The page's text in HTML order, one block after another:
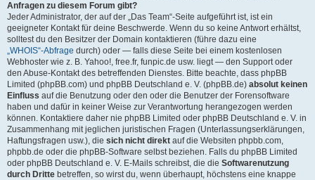
Anfragen zu diesem Forum gibt?
Jeder Administrator, der auf der „Das Team“-Seite aufgeführt ist, ist ein
geeigneter Kontakt für deine Beschwerde. Wenn du so keine Antwort erhältst,
solltest du den Besitzer der Domain kontaktieren (führe dazu eine
„WHOIS“-Abfrage durch) oder — falls diese Seite bei einem kostenlosen
Webhoster wie z. B. Yahoo!, free.fr, funpic.de usw. liegt — den Support oder
den Abuse-Kontakt des betreffenden Dienstes. Bitte beachte, dass phpBB
Limited (phpBB.com) und phpBB Deutschland e. V. (phpBB.de) absolut keinen
Einfluss auf die Benutzung oder den oder die Benutzer der Forensoftware
haben und dafür in keiner Weise zur Verantwortung herangezogen werden
können. Kontaktiere daher nie phpBB Limited oder phpBB Deutschland e. V. in
Zusammenhang mit jeglichen juristischen Fragen (Unterlassungserklärungen,
Haftungsfragen usw.), die sich nicht direkt auf die Websiten phpbb.com,
phpbb.de oder die phpBB-Software selbst beziehen. Falls du phpBB Limited
oder phpBB Deutschland e. V. E-Mails schreibst, die die Softwarenutzung
durch Dritte betreffen, so wirst du, wenn überhaupt, höchstens eine knappe